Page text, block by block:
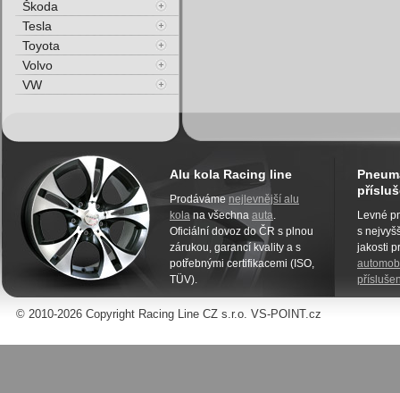
Škoda
Tesla
Toyota
Volvo
VW
Alu kola Racing line
Prodáváme nejlevnější alu
kola na všechna auta.
Oficiální dovoz do ČR s plnou
zárukou, garancí kvality a s
potřebnými certifikacemi (ISO,
TÜV).
Levné
s
jakosti
© 2010-2026 Copyright Racing Line CZ s.r.o. VS-POINT.cz